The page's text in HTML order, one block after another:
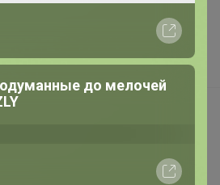
до мелочей